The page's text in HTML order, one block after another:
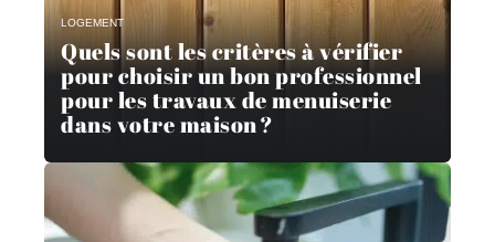
LOGEMENT
Quels sont les critères à vérifier
pour choisir un bon professionnel
pour les travaux de menuiserie
dans votre maison ?